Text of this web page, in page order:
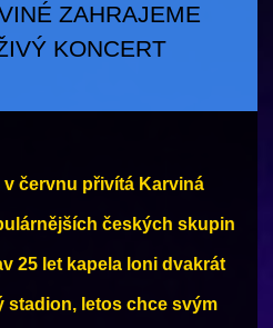
ZAHRAJEME
KONCERT
v červnu přivítá Karviná
českých skupin
25 let kapela loni dvakrát
stadion, letos chce svým